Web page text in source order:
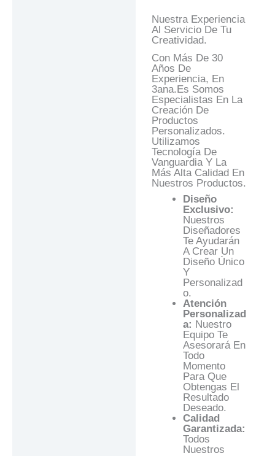
Nuestra Experiencia
Al Servicio De Tu
Creatividad.
Con Más De 30
Años De
Experiencia, En
3ana.es Somos
Especialistas En La
Creación De
Productos
Personalizados.
Utilizamos
Tecnología De
Vanguardia Y La
Más Alta Calidad En
Nuestros Productos.
Diseño
Exclusivo:
Nuestros
Diseñadores
Te Ayudarán
A Crear Un
Diseño Único
Y
Personalizad
O.
Atención
Personalizad
A: Nuestro
Equipo Te
Asesorará En
Todo
Momento
Para Que
Obtengas El
Resultado
Deseado.
Calidad
Garantizada:
Todos
Nuestros